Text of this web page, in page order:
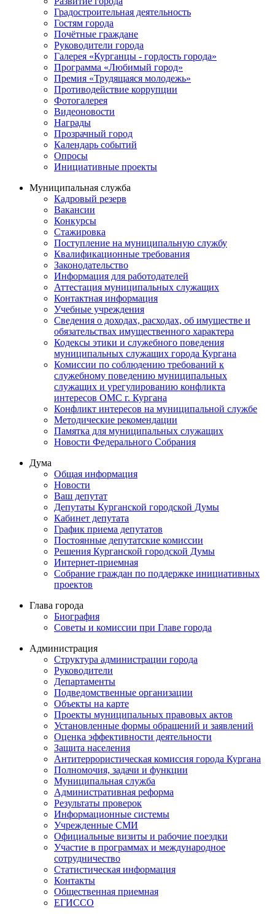
Градостроительная деятельность
Гостям города
Почётные граждане
Руководители города
Галерея «Курганцы - гордость города»
Программа «Любимый город»
Премия «Трудящаяся молодежь»
Противодействие коррупции
Фотогалерея
Видеоновости
Награды
Прозрачный город
Календарь событий
Опросы
Инициативные проекты
Муниципальная служба
Кадровый резерв
Вакансии
Конкурсы
Стажировка
Поступление на муниципальную службу
Квалификационные требования
Законодательство
Информация для работодателей
Аттестация муниципальных служащих
Контактная информация
Учебные учреждения
Сведения о доходах, расходах, об имуществе и
обязательствах имущественного характера
Кодексы этики и служебного поведения
муниципальных служащих города Кургана
Комиссии по соблюдению требований к
служебному поведению муниципальных
служащих и урегулированию конфликта
интересов ОМС г. Кургана
Конфликт интересов на муниципальной службе
Методические рекомендации
Памятка для муниципальных служащих
Новости Федерального Cобрания
Дума
Общая информация
Новости
Ваш депутат
Депутаты Курганской городской Думы
Кабинет депутата
График приема депутатов
Постоянные депутатские комиссии
Решения Курганской городской Думы
Интернет-приемная
Собрание граждан по поддержке инициативных
проектов
Глава города
Биография
Советы и комиссии при Главе города
Администрация
Структура администрации города
Руководители
Департаменты
Подведомственные организации
Объекты на карте
Проекты муниципальных правовых актов
Установленные формы обращений и заявлений
Оценка эффективности деятельности
Защита населения
Антитеррористическая комиссия города Кургана
Полномочия, задачи и функции
Муниципальная служба
Административная реформа
Результаты проверок
Информационные системы
Учрежденные СМИ
Официальные визиты и рабочие поездки
Участие в программах и международное
сотрудничество
Статистическая информация
Контакты
Общественная приемная
ЕГИССО